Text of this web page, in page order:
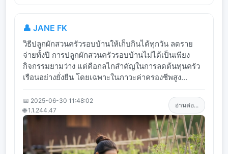
👤 JANE FK
วิธีปลูกผักสวนครัวรอบบ้านให้เก็บกินได้ทุกวัน ลดราย
จ่ายทั้งปี การปลูกผักสวนครัวรอบบ้านไม่ได้เป็นเพียง
กิจกรรมยามว่าง แต่คือกลไกสำคัญในการลดต้นทุนครัว
เรือนอย่างยั่งยืน โดยเฉพาะในภาวะค่าครองชีพสูง...
📅 2025-06-30 11:48:02
🌐 1.1.244.47
อ่านต่อ...